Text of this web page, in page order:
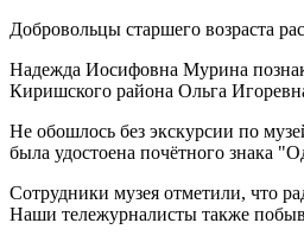
Добровольцы старшего возраста
Надежда Иосифовна Мурина
Киришского района Ольга
Не обошлось без экскурсии по
была удостоена почётного знака
Сотрудники музея отметили, что
Наши тележурналисты также